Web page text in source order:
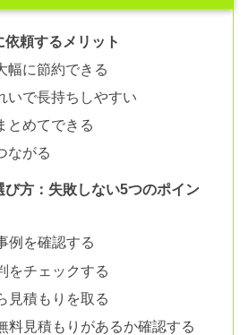
頼するメリット
幅に節約できる
いで長持ちしやすい
とめてできる
ながる
び方：失敗しない5つのポイン
例を確認する
をチェックする
見積もりを取る
料見積もりがあるか確認する